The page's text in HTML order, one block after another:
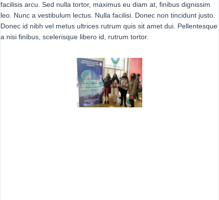
facilisis arcu. Sed nulla tortor, maximus eu diam at, finibus dignissim
leo. Nunc a vestibulum lectus. Nulla facilisi. Donec non tincidunt justo.
Donec id nibh vel metus ultrices rutrum quis sit amet dui. Pellentesque
a nisi finibus, scelerisque libero id, rutrum tortor.